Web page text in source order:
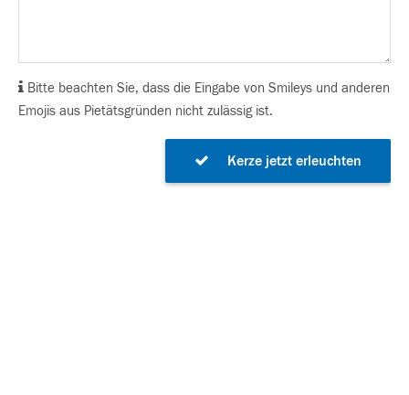
Bitte beachten Sie, dass die Eingabe von Smileys und anderen
Emojis aus Pietätsgründen nicht zulässig ist.
Kerze jetzt erleuchten